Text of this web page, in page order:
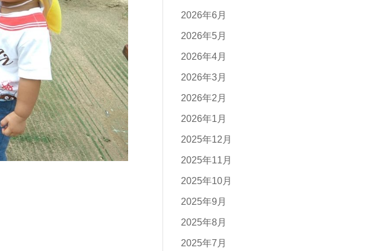
2026年6月
2026年5月
2026年4月
2026年3月
2026年2月
2026年1月
2025年12月
2025年11月
2025年10月
2025年9月
2025年8月
2025年7月